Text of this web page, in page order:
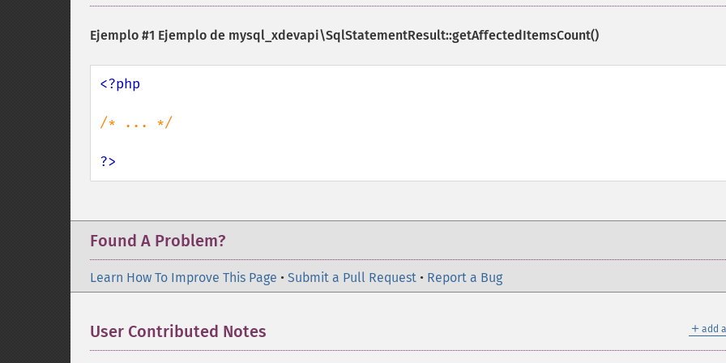
Ejemplo #1 Ejemplo de mysql_xdevapi\SqlStatementResult::getAffectedItemsCount()
<?php
/* ... */
?>
Found A Problem?
Learn How To Improve This Page • Submit a Pull Request • Report a Bug
＋ add
User Contributed Notes